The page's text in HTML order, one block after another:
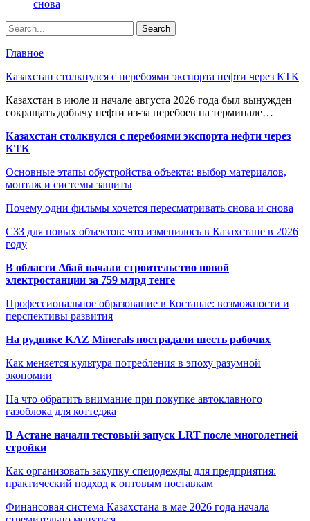
снова
Главное
Казахстан столкнулся с перебоями экспорта нефти через КТК
Казахстан в июле и начале августа 2026 года был вынужден
сокращать добычу нефти из-за перебоев на терминале…
Казахстан столкнулся с перебоями экспорта нефти через
КТК
Основные этапы обустройства объекта: выбор материалов,
монтаж и системы защиты
Почему одни фильмы хочется пересматривать снова и снова
СЗЗ для новых объектов: что изменилось в Казахстане в 2026
году
В области Абай начали строительство новой
электростанции за 759 млрд тенге
Профессиональное образование в Костанае: возможности и
перспективы развития
На руднике KAZ Minerals пострадали шесть рабочих
Как меняется культура потребления в эпоху разумной
экономии
На что обратить внимание при покупке автоклавного
газоблока для коттеджа
В Астане начали тестовый запуск LRT после многолетней
стройки
Как организовать закупку спецодежды для предприятия:
практический подход к оптовым поставкам
Финансовая система Казахстана в мае 2026 года начала